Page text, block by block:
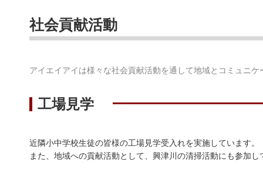
社会貢献活動
アイエイアイは様々な社会貢献活動を通して地域とコミュニ
工場見学
近隣小中学校生徒の皆様の工場見学受入れを実施しています。
また、地域への貢献活動として、興津川の清掃活動にも参加し